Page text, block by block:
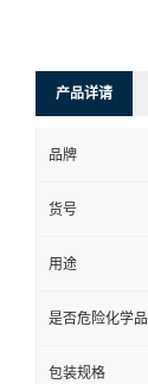
产品详请
品牌
货号
用途
是否危险化学品
包装规格